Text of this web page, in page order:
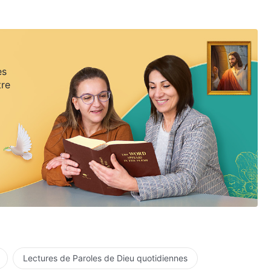
Lectures de Paroles de Dieu quotidiennes